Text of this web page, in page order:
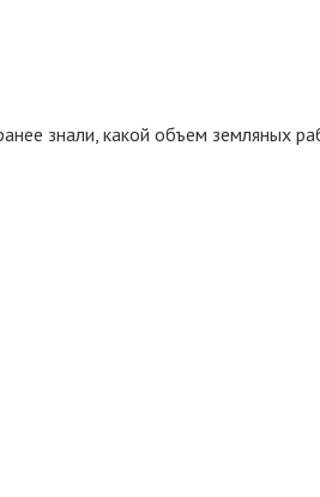
знали, какой объем земляных